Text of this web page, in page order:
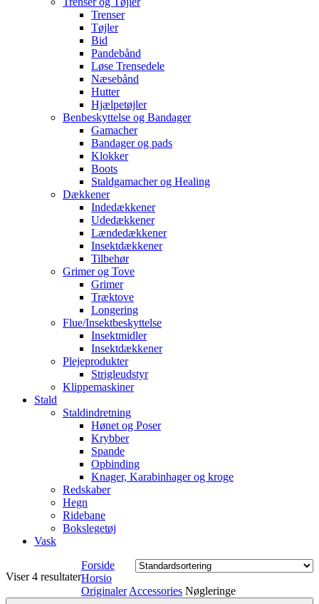
Trenser
Tøjler
Bid
Pandebånd
Løse Trensedele
Næsebånd
Hutter
Hjælpetøjler
Benbeskyttelse og Bandager
Gamacher
Bandager og pads
Klokker
Boots
Staldgamacher og Healing
Dækkener
Indedækkener
Udedækkener
Lændedækkener
Insektdækkener
Tilbehør
Grimer og Tove
Grimer
Træktove
Longering
Flue/Insektbeskyttelse
Insektmidler
Insektdækkener
Plejeprodukter
Strigleudstyr
Klippemaskiner
Stald
Staldindretning
Hønet og Poser
Krybber
Spande
Opbinding
Knager, Karabinhager og kroge
Redskaber
Hegn
Ridebane
Bokslegetøj
Vask
Viser 4 resultater
Forside
Horsio
Originaler Accessories Nøgleringe